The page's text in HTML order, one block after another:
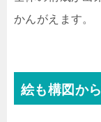
かんがえます。
絵も構図か